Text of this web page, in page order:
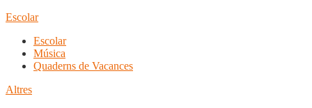
Escolar
Escolar
Música
Quaderns de Vacances
Altres